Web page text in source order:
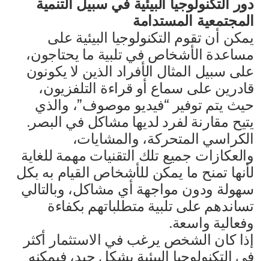
دور التكنولوجيا البيئية في سبيل التنمية
المجتمعية المستدامة
يمكن أن تقوم التكنولوجيا البيئية على
مساعدة الأشخاص في تلبية ما يحتاجون،
على سبيل المثال الأفراد الذين لا يكونون
قادرين على سماع أو قراءة التلفزيون،
حيث يتم توفير “فيديو موصوف”، والذي
يتيح مقارنة لفرد لديها مشاكل في البصر.
الكراسي المتحركة، والمشايات،
والعكازات جميع تلك التقنيات مهمة للغاية
لأنها تمنح ما يمكن للأشخاص القيام به بكل
سهولة ودون مواجهة أي مشاكل، وبالتالي
تساندهم على تلبية متطلباتهم بكفاءة
وفعالية واسعة.
إذا كان الشخص يرغب في الاستثمار أكثر
في التكنولوجيا البيئية بشكل جيد، فيمكنه